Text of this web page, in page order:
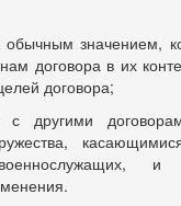
обычным значением,
договора в их
договора;
с другими
и